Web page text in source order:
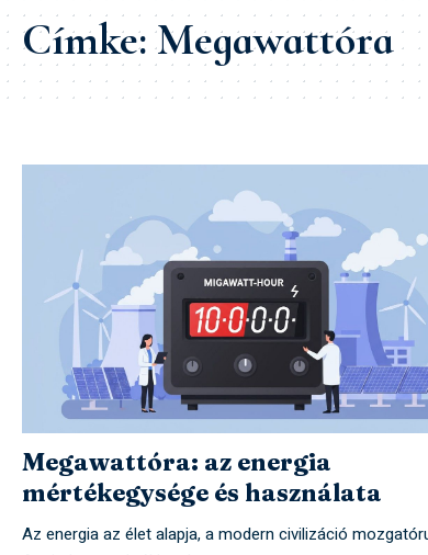
Címke:Megawattóra
Megawattóra: az energia
mértékegysége és használata
Az energia az élet alapja, a modern civilizáció